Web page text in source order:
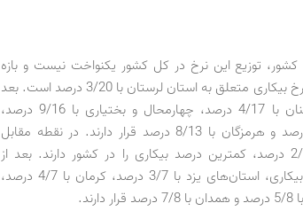
بیکاری کل کشور، توزیع این نرخ در کل کشور یکنواخت نیست و بازه
بیش از 13‌درصدی را دربر می‌گیرد. بیشترین نرخ بیکاری متعلق به استان لرستان با 3/20 درصد است. بعد
از استان لرستان، به ترتیب استان‌های سمنان با 4/17 درصد، چهارمحال و بختیاری با 9/16 درصد،
کرمانشاه و کهگیلویه و بویراحمد با 7/14 درصد و هرمزگان با 8/13 درصد قرار دارند. در نقطه مقابل
استان‌های تهران و مرکزی با نرخ بیکاری 2/7 درصد، کمترین درصد بیکاری را در کشور دارند. بعد از
استان‌های مذکور به لحاظ پایین بودن نرخ بیکاری، استان‌های یزد با 3/7 درصد، کرمان با 4/7 درصد،